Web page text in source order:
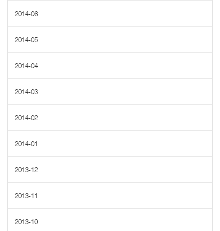
2014-06
2014-05
2014-04
2014-03
2014-02
2014-01
2013-12
2013-11
2013-10